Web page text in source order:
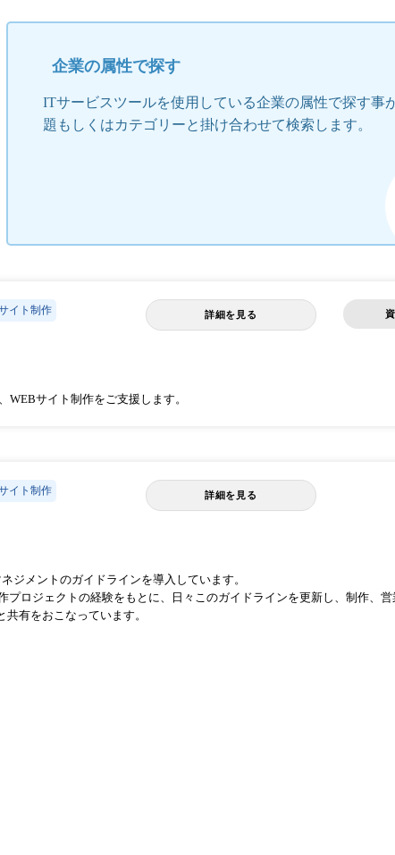
企業の属性で探す
ITサービスツールを使用している企業の属性で探す事
題もしくはカテゴリーと掛け合わせて検索します。
イト制作 詳細を見る
サイト制作をご支援します。
イト制作 詳細を見る
ジメントのガイドラインを導⼊しています。
プロジェクトの経験をもとに、⽇々このガイドラインを更新し、制作、
有をおこなっています。